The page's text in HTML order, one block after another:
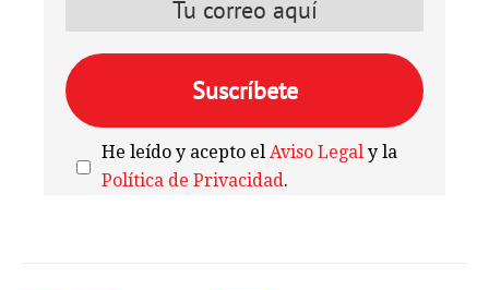
He leído y acepto elAviso Legal y la
Política de Privacidad.